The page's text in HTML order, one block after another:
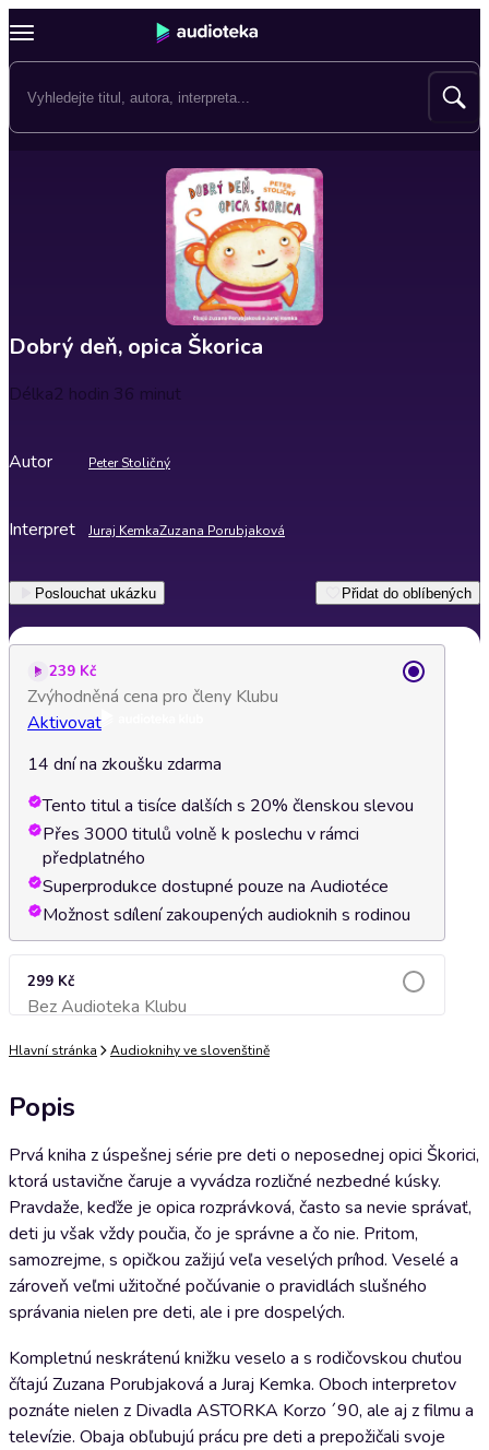
Dobrý deň, opica Škorica
Délka2 hodin 36 minut
Autor Peter Stoličný
Interpret Juraj KemkaZuzana Porubjaková
Poslouchat ukázku Přidat do oblíbených
239 Kč
Zvýhodněná cena pro členy Klubu
Aktivovat
14 dní na zkoušku zdarma
Tento titul a tisíce dalších s 20% členskou slevou
Přes 3000 titulů volně k poslechu v rámci
předplatného
Superprodukce dostupné pouze na Audiotéce
Možnost sdílení zakoupených audioknih s rodinou
299 Kč
Bez Audioteka KlubuPřidat do košíku
Hlavní stránka Audioknihy ve slovenštině
Popis
Prvá kniha z úspešnej série pre deti o neposednej opici Škorici,
ktorá ustavične čaruje a vyvádza rozličné nezbedné kúsky.
Pravdaže, keďže je opica rozprávková, často sa nevie správať,
deti ju však vždy poučia, čo je správne a čo nie. Pritom,
samozrejme, s opičkou zažijú veľa veselých príhod. Veselé a
zároveň veľmi užitočné počúvanie o pravidlách slušného
správania nielen pre deti, ale i pre dospelých.
Kompletnú neskrátenú knižku veselo a s rodičovskou chuťou
čítajú Zuzana Porubjaková a Juraj Kemka. Oboch interpretov
poznáte nielen z Divadla ASTORKA Korzo ´90, ale aj z filmu a
televízie. Obaja obľubujú prácu pre deti a prepožičali svoje